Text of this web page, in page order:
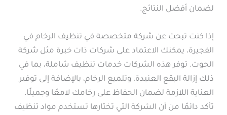
لضمان أفضل النتائج.
إذا كنت تبحث عن شركة متخصصة في تنظيف الرخام في
الفجيرة، يمكنك الاعتماد على شركات ذات خبرة مثل شركة
الحوت. توفر هذه الشركات خدمات تنظيف شاملة، بما في
ذلك إزالة البقع العنيدة، وتلميع الرخام، بالإضافة إلى توفير
العناية اللازمة لضمان الحفاظ على رخامك لامعًا وجميلًا.
تأكد دائمًا من أن الشركة التي تختارها تستخدم مواد تنظيف